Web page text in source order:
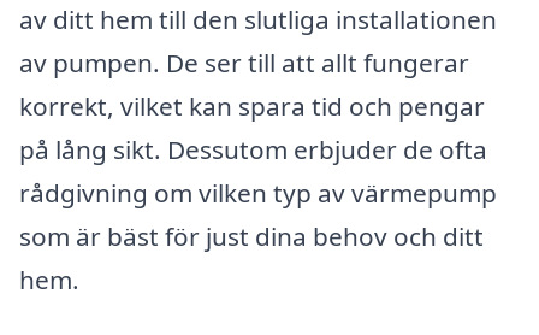
av ditt hem till den slutliga installationen
av pumpen. De ser till att allt fungerar
korrekt, vilket kan spara tid och pengar
på lång sikt. Dessutom erbjuder de ofta
rådgivning om vilken typ av värmepump
som är bäst för just dina behov och ditt
hem.